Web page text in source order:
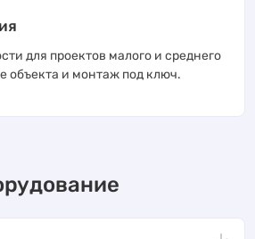
для проектов малого и среднего
объекта и монтаж под ключ.